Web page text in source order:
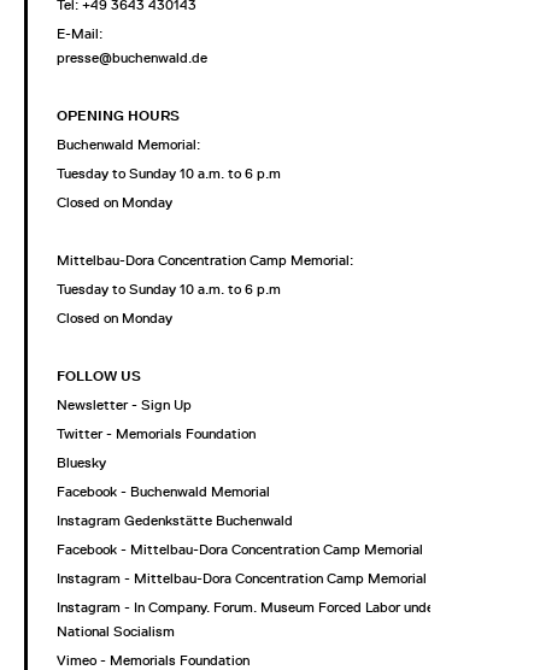
Tel: +49 3643 430143
E-Mail:
presse@buchenwald.de
OPENING HOURS
Buchenwald Memorial:
Tuesday to Sunday 10 a.m. to 6 p.m
Closed on Monday
Mittelbau-Dora Concentration Camp Memorial:
Tuesday to Sunday 10 a.m. to 6 p.m
Closed on Monday
FOLLOW US
Newsletter - Sign Up
Twitter - Memorials Foundation
Bluesky
Facebook - Buchenwald Memorial
Instagram Gedenkstätte Buchenwald
Facebook - Mittelbau-Dora Concentration Camp Memorial
Instagram - Mittelbau-Dora Concentration Camp Memorial
Instagram - In Company. Forum. Museum Forced Labor under
National Socialism
Vimeo - Memorials Foundation